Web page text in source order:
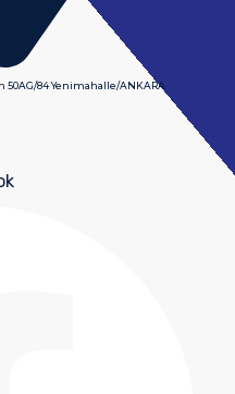
50AG/84 Yenimahalle/ANKARA